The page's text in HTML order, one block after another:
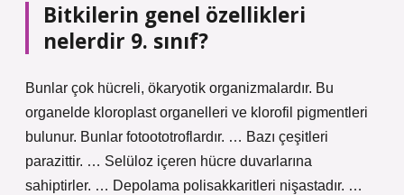
Bitkilerin genel özellikleri
nelerdir 9. sınıf?
Bunlar çok hücreli, ökaryotik organizmalardır. Bu
organelde kloroplast organelleri ve klorofil pigmentleri
bulunur. Bunlar fotoototroflardır. … Bazı çeşitleri
parazittir. … Selüloz içeren hücre duvarlarına
sahiptirler. … Depolama polisakkaritleri nişastadır. …